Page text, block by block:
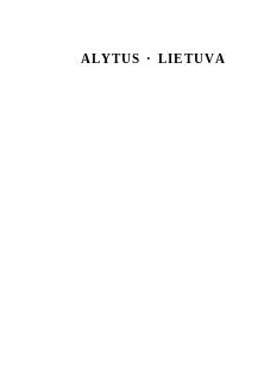
ALYTUS · LIETUVA